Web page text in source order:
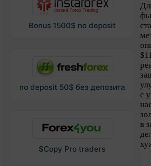
Bonus 1500$ no deposit
no deposit 50$ без депозита
$Copy Pro traders
с
в